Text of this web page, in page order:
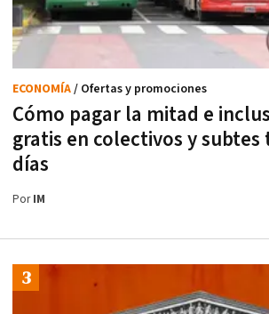
Cómo pagar la mitad e
gratis en colectivos y subtes
días
ECONOMÍA/ Ofertas y promociones
PorIM